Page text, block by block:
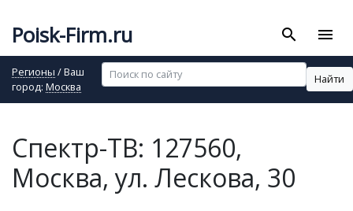
Poisk-Firm.ru search menu
Регионы / Ваш
город: Москва
Найти
Спектр-ТВ: 127560,
Москва, ул. Лескова, 30